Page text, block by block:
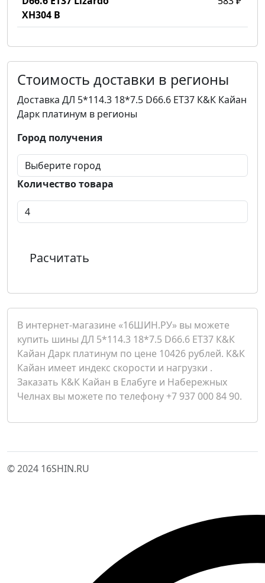
XH304 B
Стоимость доставки в регионы
Доставка ДЛ 5*114.3 18*7.5 D66.6 ET37 К&К Кайан
Дарк платинум в регионы
Город получения
Количество товара
Расчитать
В интернет-магазине «16ШИН.РУ» вы можете
купить шины ДЛ 5*114.3 18*7.5 D66.6 ET37 К&К
Кайан Дарк платинум по цене 10426 рублей. К&К
Кайан имеет индекс скорости и нагрузки .
Заказать К&К Кайан в Елабуге и Набережных
Челнах вы можете по телефону +7 937 000 84 90.
© 2024 16SHIN.RU